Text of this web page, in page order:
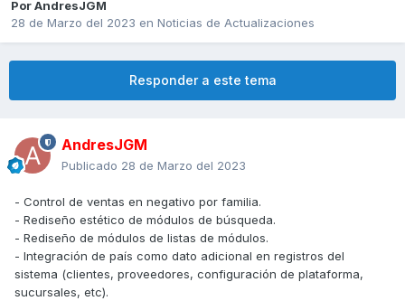
PorAndresJGM
28 de Marzo del 2023 en Noticias de Actualizaciones
Responder a este tema
AndresJGM
Publicado 28 de Marzo del 2023
- Control de ventas en negativo por familia.
- Rediseño estético de módulos de búsqueda.
- Rediseño de módulos de listas de módulos.
- Integración de país como dato adicional en registros del
sistema (clientes, proveedores, configuración de plataforma,
sucursales, etc).